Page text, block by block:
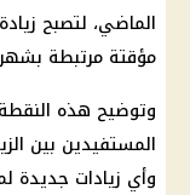
الماضي، لتصبح
مؤقتة مرتبطة
وتوضيح هذه
المستفيدين بين
وأي زيادات جديدة